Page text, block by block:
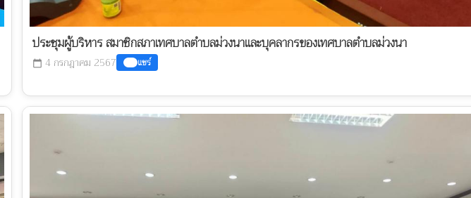
ประชุมผู้บริหาร สมาชิกสภาเทศบาลตำบลม่วงนาและบุคลากรของเทศบาลตำบลม่วงนา
calendar_today 4 กรกฎาคม 2567 แชร์